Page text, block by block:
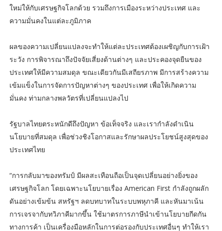
ใหม่ให้กับเศรษฐกิจโลกด้วย รวมถึงการเมืองระหว่างประเทศ และ
ความมั่นคงในแต่ละภูมิภาค
ผลของความเปลี่ยนแปลงจะทำให้แต่ละประเทศต้องเผชิญกับการเฝ้า
ระวัง การพิจารณาถึงปัจจัยเสี่ยงด้านต่างๆ และประคองจุดยืนของ
ประเทศให้มีความสมดุล ขณะเดียวกันมีเสถียรภาพ มีการสร้างความ
เข้มแข็งในการจัดการปัญหาต่างๆ ของประเทศ เพื่อให้เกิดความ
มั่นคง ท่ามกลางพลวัตรที่เปลี่ยนแปลงไป
รัฐบาลไทยตระหนักดีถึงปัญหา ข้อเท็จจริง และเรากำลังดำเนิน
นโยบายที่สมดุล เพื่อช่วงชิงโอกาสและรักษาผลประโยชน์สูงสุดของ
ประเทศไทย
“การกลับมาของทรัมป์ มีผลสะเทือนถือเป็นจุดเปลี่ยนอย่างยิ่งของ
เศรษฐกิจโลก โดยเฉพาะนโยบายเรื่อง American First กำลังถูกผลัก
ดันอย่างเข้มข้น สหรัฐฯ ลดบทบาทในระบบพหุภาคี และหันมาเน้น
การเจรจากับทวิภาคีมากขึ้น ใช้มาตรการภาษีนำเข้านโยบายกีดกัน
ทางการค้า เป็นเครื่องมือหลักในการต่อรองกับประเทศอื่นๆ ทำให้เรา